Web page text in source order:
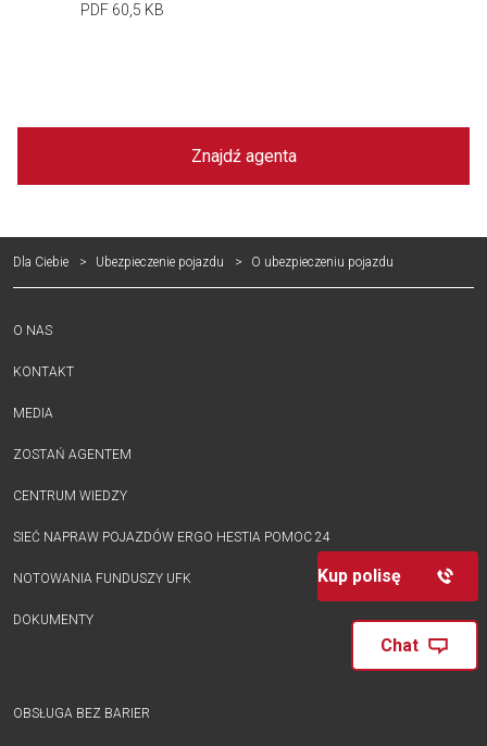
PDF 60,5 KB
Znajdź agenta
Dla Ciebie Ubezpieczenie pojazdu O ubezpieczeniu pojazdu
O NAS
KONTAKT
MEDIA
ZOSTAŃ AGENTEM
CENTRUM WIEDZY
SIEĆ NAPRAW POJAZDÓW ERGO HESTIA POMOC 24
NOTOWANIA FUNDUSZY UFK
DOKUMENTY
OBSŁUGA BEZ BARIER
Chat
Kup polisę